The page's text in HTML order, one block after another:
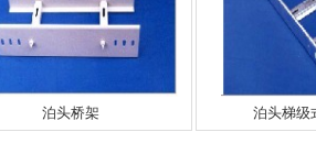
泊头桥架 泊头梯级